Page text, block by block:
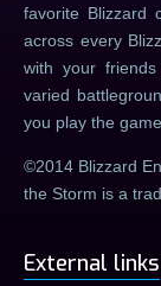
favorite Blizzard
across every
with your
varied
you play the game.
©2014 Blizzard
the Storm is a
External links